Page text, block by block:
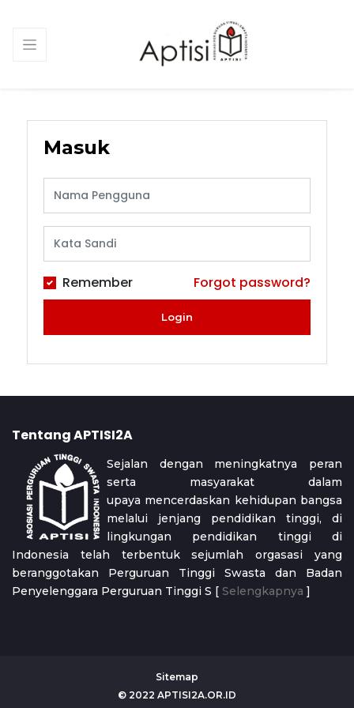
Masuk
Forgot password?
Remember
Login
Tentang APTISI2A
Sejalan dengan meningkatnya peran
serta masyarakat dalam
upaya mencerdaskan kehidupan bangsa
melalui jenjang pendidikan tinggi, di
lingkungan pendidikan tinggi di
Indonesia telah terbentuk sejumlah orgasasi yang
beranggotakan Perguruan Tinggi Swasta dan Badan
Penyelenggara Perguruan Tinggi S [ Selengkapnya ]
© 2022 APTISI2A.OR.ID
Sitemap